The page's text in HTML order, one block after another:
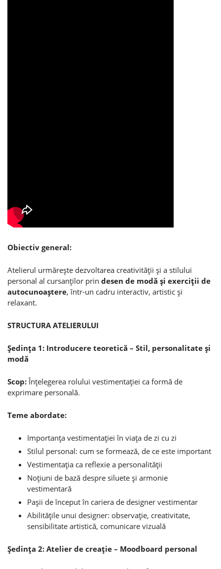
Obiectiv general:
Atelierul urmăreşte dezvoltarea creativităţii şi a stilului
personal al cursanţilor prin desen de modă şi exerciţii de
autocunoaştere, într-un cadru interactiv, artistic şi
relaxant.
STRUCTURA ATELIERULUI
Şedinţa 1: Introducere teoretică – Stil, personalitate şi
modă
Scop:Înţelegerea rolului vestimentaţiei ca formă de
exprimare personală.
Teme abordate:
Importanţa vestimentaţiei în viaţa de zi cu zi
Stilul personal: cum se formează, de ce este important
Vestimentaţia ca reflexie a personalităţii
Noţiuni de bază despre siluete şi armonie
vestimentară
Paşii de început în cariera de designer vestimentar
Abilităţile unui designer: observaţie, creativitate,
sensibilitate artistică, comunicare vizuală
Şedinţa 2: Atelier de creaţie – Moodboard personal